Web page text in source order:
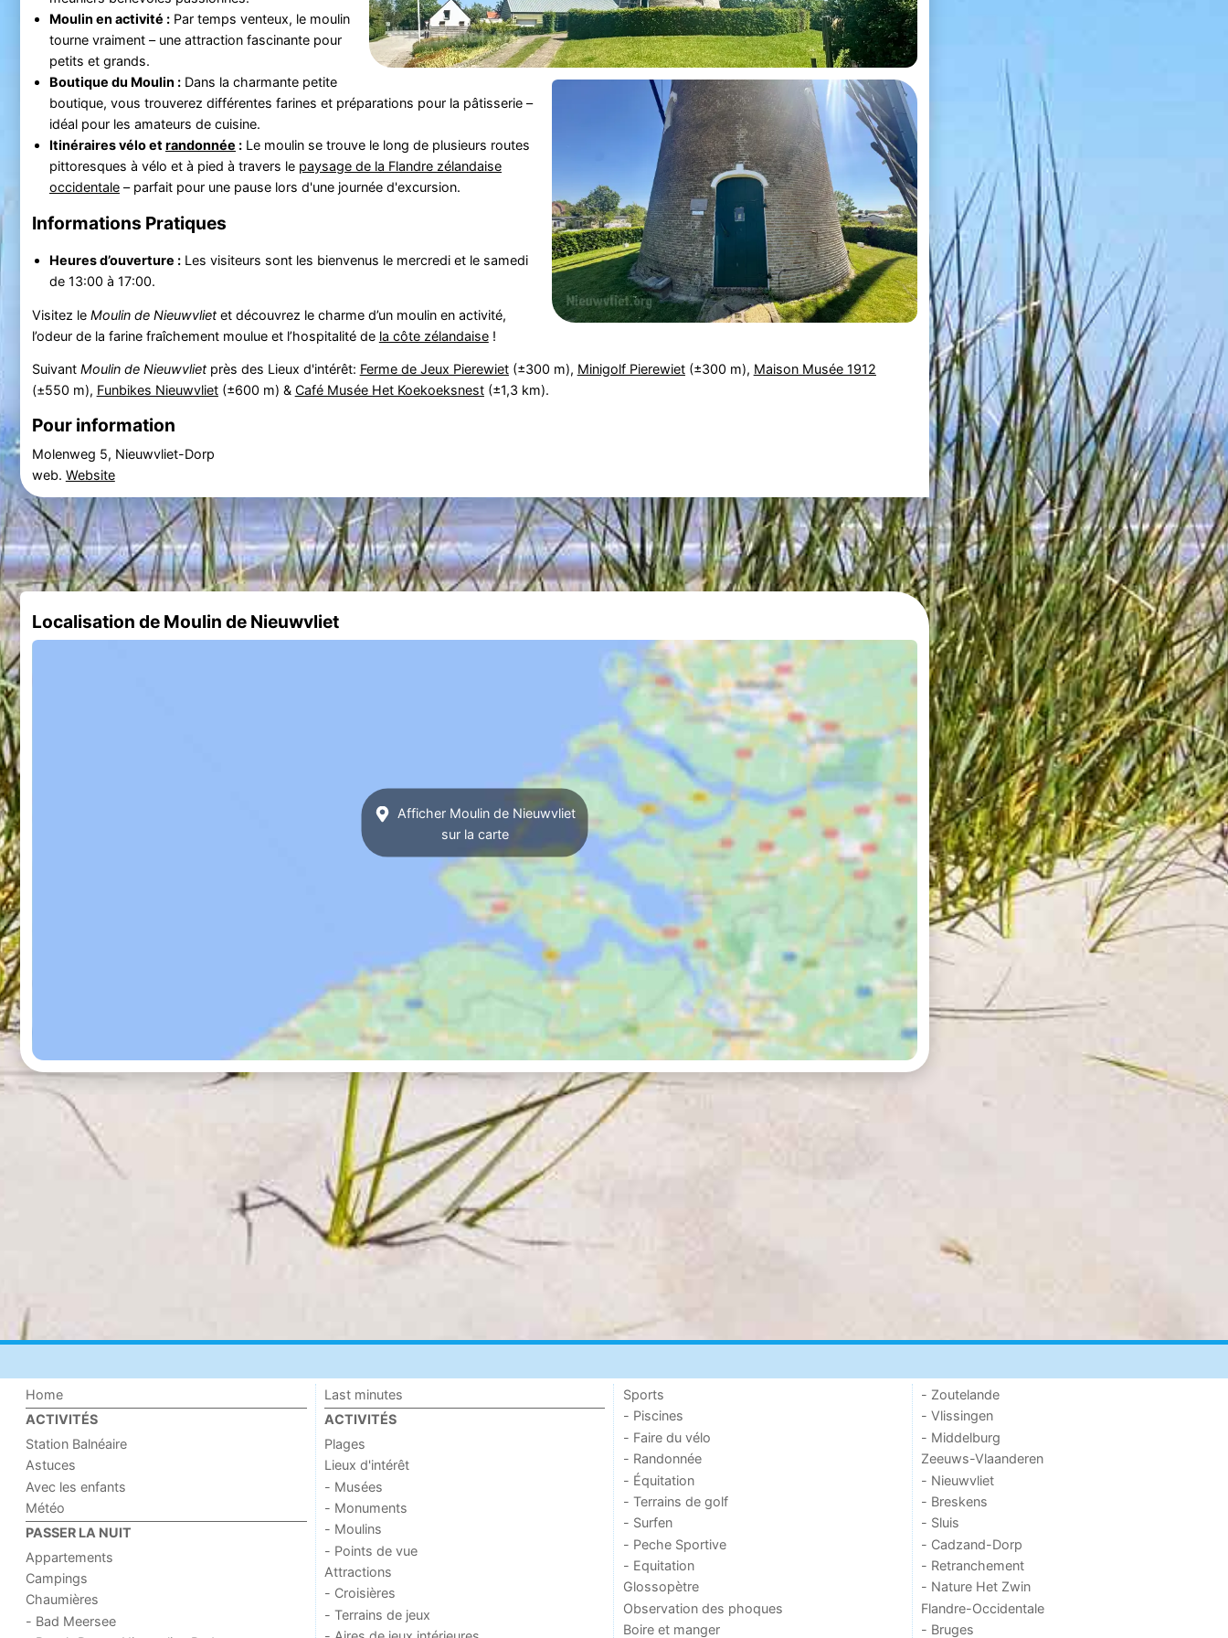
Moulin en activité :Par temps venteux, le moulin
tourne vraiment – une attraction fascinante pour
petits et grands.
Boutique du Moulin :Dans la charmante petite
boutique, vous trouverez différentes farines et préparations pour la pâtisserie –
idéal pour les amateurs de cuisine.
Itinéraires vélo et randonnée :Le moulin se trouve le long de plusieurs routes
pittoresques à vélo et à pied à travers le paysage de la Flandre zélandaise
occidentale– parfait pour une pause lors d'une journée d'excursion.
Informations Pratiques
Heures d’ouverture :Les visiteurs sont les bienvenus le mercredi et le samedi
de 13:00 à 17:00.
Visitez le Moulin de Nieuwvlietet découvrez le charme d’un moulin en activité,
l’odeur de la farine fraîchement moulue et l’hospitalité de la côte zélandaise!
Suivant Moulin de Nieuwvlietprès des Lieux d'intérêt: Ferme de Jeux Pierewiet(±300 m), Minigolf Pierewiet(±300 m), Maison Musée 1912
(±550 m), Funbikes Nieuwvliet(±600 m) & Café Musée Het Koekoeksnest(±1,3 km).
Pour information
Molenweg 5, Nieuwvliet-Dorp
web. Website
Localisation de Moulin de Nieuwvliet
Afficher Moulin de Nieuwvliet
sur la carte
Home
ACTIVITÉS
Station Balnéaire
Astuces
Avec les enfants
Météo
PASSER LA NUIT
Appartements
Campings
Chaumières
- Bad Meersee
Last minutes
ACTIVITÉS
Plages
Lieux d'intérêt
- Musées
- Monuments
- Moulins
- Points de vue
Attractions
- Croisières
- Terrains de jeux
Sports
- Piscines
- Faire du vélo
- Randonnée
- Équitation
- Terrains de golf
- Surfen
- Peche Sportive
- Equitation
Glossopètre
Observation des phoques
Boire et manger
- Zoutelande
- Vlissingen
- Middelburg
Zeeuws-Vlaanderen
- Nieuwvliet
- Breskens
- Sluis
- Cadzand-Dorp
- Retranchement
- Nature Het Zwin
Flandre-Occidentale
- Bruges